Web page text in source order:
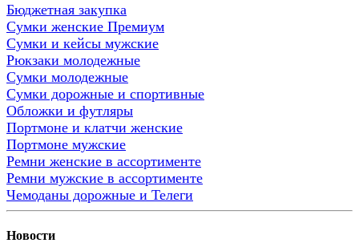
Бюджетная закупка
Сумки женские Премиум
Сумки и кейсы мужские
Рюкзаки молодежные
Сумки молодежные
Сумки дорожные и спортивные
Обложки и футляры
Портмоне и клатчи женские
Портмоне мужские
Ремни женские в ассортименте
Ремни мужские в ассортименте
Чемоданы дорожные и Телеги
Новости